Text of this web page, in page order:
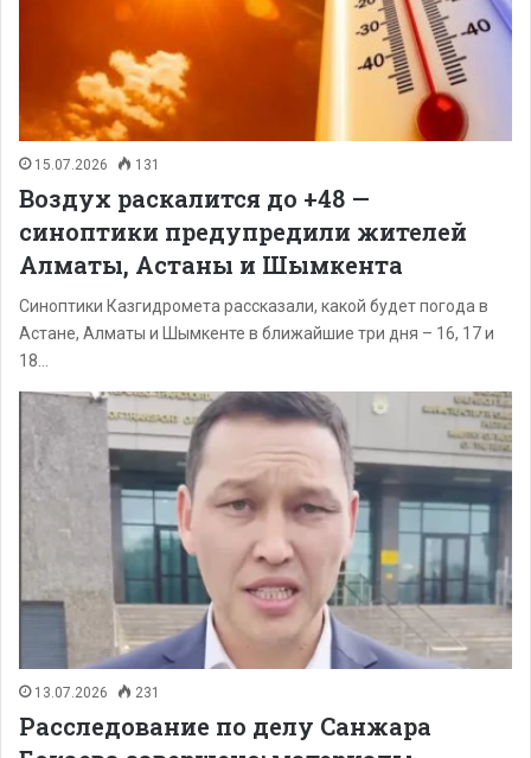
15.07.2026 131
Воздух раскалится до +48 —
синоптики предупредили жителей
Алматы, Астаны и Шымкента
Синоптики Казгидромета рассказали, какой будет погода в
Астане, Алматы и Шымкенте в ближайшие три дня – 16, 17 и
18…
13.07.2026 231
Расследование по делу Санжара